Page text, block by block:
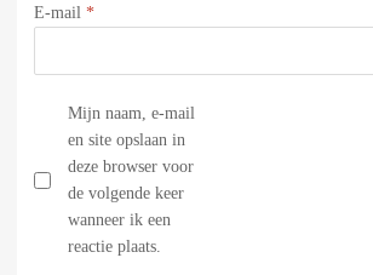
E-mail *
Mijn naam, e-mail
en site opslaan in
deze browser voor
de volgende keer
wanneer ik een
reactie plaats.